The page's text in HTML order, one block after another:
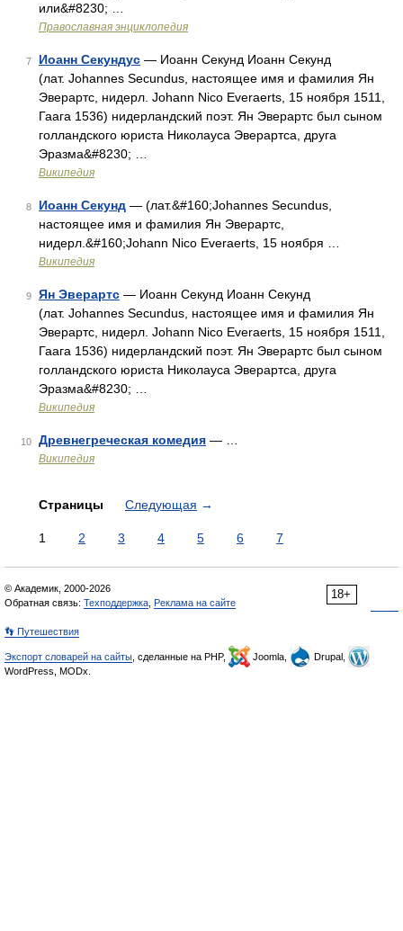
или&#8230; …
Православная энциклопедия
7 Иоанн Секундус — Иоанн Секунд Иоанн Секунд
(лат. Johannes Secundus, настоящее имя и фамилия Ян
Эверартс, нидерл. Johann Nico Everaerts, 15 ноября 1511,
Гаага 1536) нидерландский поэт. Ян Эверартс был сыном
голландского юриста Николауса Эверартса, друга
Эразма&#8230; …
Википедия
8 Иоанн Секунд — (лат.&#160;Johannes Secundus,
настоящее имя и фамилия Ян Эверартс,
нидерл.&#160;Johann Nico Everaerts, 15 ноября …
Википедия
9 Ян Эверартс — Иоанн Секунд Иоанн Секунд
(лат. Johannes Secundus, настоящее имя и фамилия Ян
Эверартс, нидерл. Johann Nico Everaerts, 15 ноября 1511,
Гаага 1536) нидерландский поэт. Ян Эверартс был сыном
голландского юриста Николауса Эверартса, друга
Эразма&#8230; …
Википедия
10 Древнегреческая комедия — …
Википедия
Страницы Следующая →
1 2 3 4 5 6 7
18+
© Академик, 2000-2026
Обратная связь: Техподдержка Реклама на сайте
👣 Путешествия
Экспорт словарей на сайты , сделанные на PHP, Joomla,
Drupal,
WordPress, MODx.